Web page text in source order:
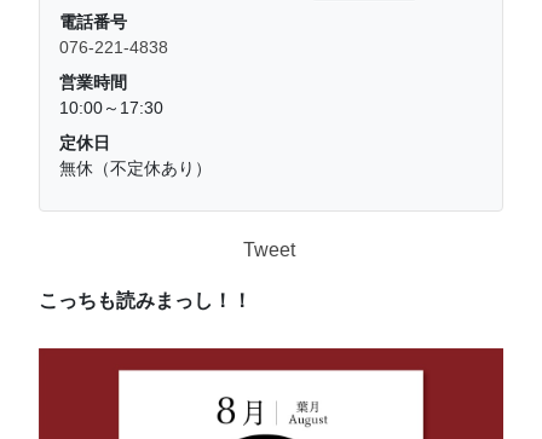
電話番号
076-221-4838
営業時間
10:00～17:30
定休日
無休（不定休あり）
Tweet
こっちも読みまっし！！